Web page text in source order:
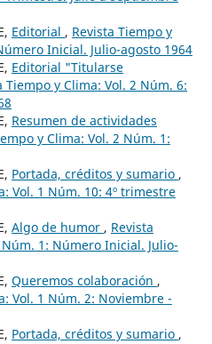
Editorial , Revista Tiempo y
Inicial. Julio-agosto 1964
Editorial "Titularse
Tiempo y Clima: Vol. 2 Núm. 6:
Resumen de actividades
y Clima: Vol. 2 Núm. 1:
Portada, créditos y sumario ,
Vol. 1 Núm. 10: 4º trimestre
Algo de humor , Revista
1: Número Inicial. Julio-
Queremos colaboración ,
Vol. 1 Núm. 2: Noviembre -
Portada, créditos y sumario ,